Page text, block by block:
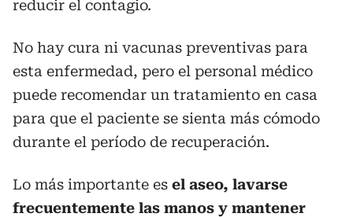
reducir el contagio.
No hay cura ni vacunas preventivas para
esta enfermedad, pero el personal médico
puede recomendar un tratamiento en casa
para que el paciente se sienta más cómodo
durante el período de recuperación.
Lo más importante es el aseo, lavarse
frecuentemente las manos y mantener